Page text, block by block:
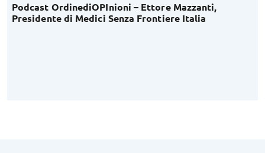
Podcast OrdinediOPInioni – Ettore Mazzanti,
Presidente di Medici Senza Frontiere Italia